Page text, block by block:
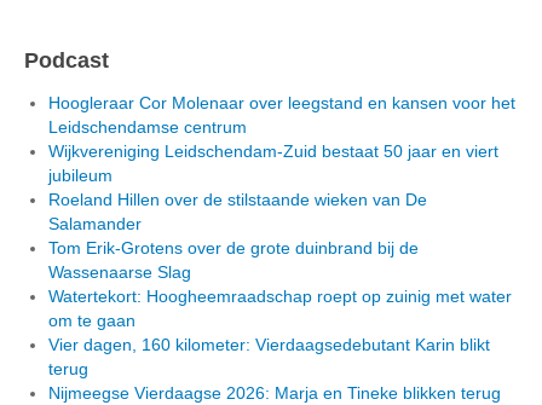
Podcast
Hoogleraar Cor Molenaar over leegstand en kansen voor het
Leidschendamse centrum
Wijkvereniging Leidschendam-Zuid bestaat 50 jaar en viert
jubileum
Roeland Hillen over de stilstaande wieken van De
Salamander
Tom Erik-Grotens over de grote duinbrand bij de
Wassenaarse Slag
Watertekort: Hoogheemraadschap roept op zuinig met water
om te gaan
Vier dagen, 160 kilometer: Vierdaagsedebutant Karin blikt
terug
Nijmeegse Vierdaagse 2026: Marja en Tineke blikken terug